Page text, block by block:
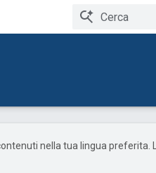
nella tua lingua preferita.